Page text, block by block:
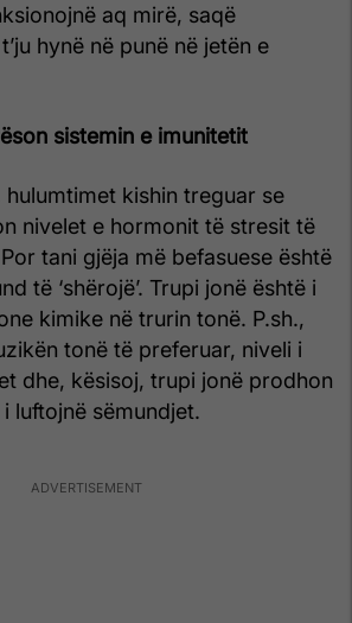
aq mirë, saqë
hynë në punë në jetën e
sistemin e imunitetit
hulumtimet kishin treguar se
nivelet e hormonit të stresit të
tani gjëja më befasuese është
të ‘shërojë’. Trupi jonë është i
kimike në trurin tonë. P.sh.,
tonë të preferuar, niveli i
dhe, kësisoj, trupi jonë prodhon
luftojnë sëmundjet.